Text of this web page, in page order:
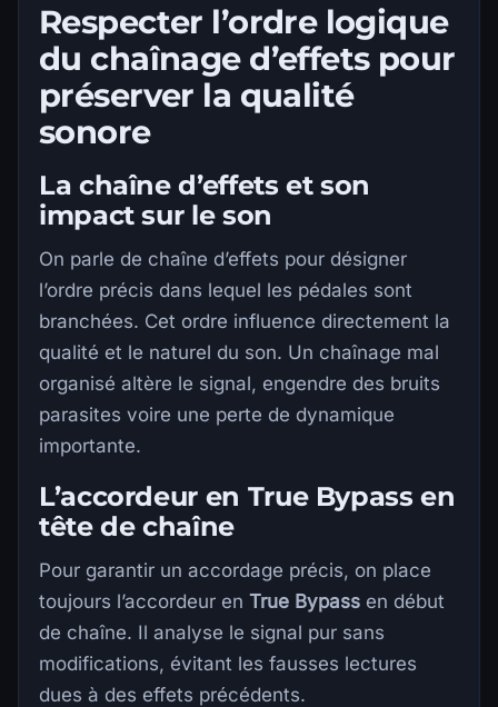
Respecter l’ordre logique
du chaînage d’effets pour
préserver la qualité
sonore
La chaîne d’effets et son
impact sur le son
On parle de chaîne d’effets pour désigner
l’ordre précis dans lequel les pédales sont
branchées. Cet ordre influence directement la
qualité et le naturel du son. Un chaînage mal
organisé altère le signal, engendre des bruits
parasites voire une perte de dynamique
importante.
L’accordeur en True Bypass en
tête de chaîne
Pour garantir un accordage précis, on place
toujours l’accordeur en True Bypass en début
de chaîne. Il analyse le signal pur sans
modifications, évitant les fausses lectures
dues à des effets précédents.